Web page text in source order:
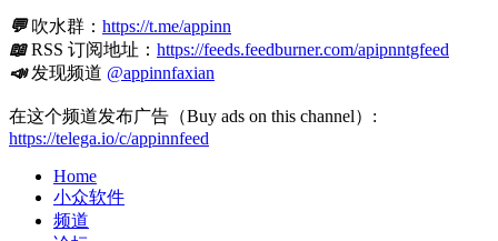
💬吹水群： https://t.me/appinn
📖RSS 订阅地址： https://feeds.feedburner.com/apipnntgfeed
📣发现频道 @appinnfaxian
在这个频道发布广告（Buy ads on this channel）:
https://telega.io/c/appinnfeed
Home
小众软件
频道